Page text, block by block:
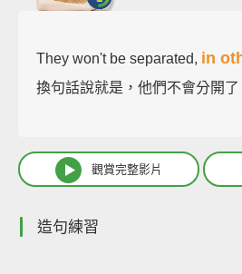
They won't be separated, in
換句話說就是，他們不會分開了
觀賞完整影片
造句練習